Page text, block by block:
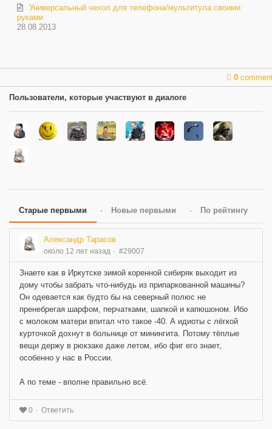
28.08.2013
Универсальный чехол для телефона/мультитула своими
руками
0
Пользователи, которые участвуют в диалоге
Старые первыми Новые первыми По рейтингу
Александр Тарасов
около 12 лет назад #29007
Знаете как в Иркутске зимой коренной сибиряк выходит из
дому чтобы забрать что-нибудь из припаркованной машины?
Он одевается как будто бы на северный полюс не
пренебрегая шарфом, перчатками, шапкой и капюшоном. Ибо
с молоком матери впитал что такое -40. А идиоты с лёгкой
курточкой дохнут в больнице от минингита. Потому тёплые
вещи держу в рюкзаке даже летом, ибо фиг его знает,
особенно у нас в России.
А по теме - вполне правильно всё.
0 Ответить